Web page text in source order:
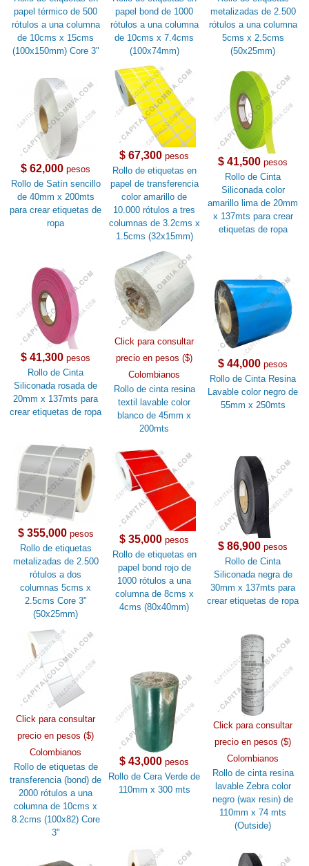
papel térmico de 500
rótulos a una columna
de 10cms x 15cms
(100x150mm) Core 3"
papel bond de 1000
rótulos a una columna
de 10cms x 7.4cms
(100x74mm)
metalizadas de 2.500
rótulos a una columna
5cms x 2.5cms
(50x25mm)
$ 62,000 pesos
Rollo de Satín sencillo
de 40mm x 200mts
para crear etiquetas de
ropa
$ 67,300 pesos
Rollo de etiquetas en
papel de transferencia
color amarillo de
10.000 rótulos a tres
columnas de 3.2cms x
1.5cms (32x15mm)
$ 41,500 pesos
Rollo de Cinta
Siliconada color
amarillo lima de 20mm
x 137mts para crear
etiquetas de ropa
$ 41,300 pesos
Rollo de Cinta
Siliconada rosada de
20mm x 137mts para
crear etiquetas de ropa
Click para consultar
precio en pesos ($)
Colombianos
Rollo de cinta resina
textil lavable color
blanco de 45mm x
200mts
$ 44,000 pesos
Rollo de Cinta Resina
Lavable color negro de
55mm x 250mts
$ 355,000pesos
Rollo de etiquetas
metalizadas de 2.500
rótulos a dos
columnas 5cms x
2.5cms Core 3"
(50x25mm)
$ 35,000 pesos
Rollo de etiquetas en
papel bond rojo de
1000 rótulos a una
columna de 8cms x
4cms (80x40mm)
$ 86,900 pesos
Rollo de Cinta
Siliconada negra de
30mm x 137mts para
crear etiquetas de ropa
Click para consultar
precio en pesos ($)
Colombianos
Rollo de etiquetas de
transferencia (bond) de
2000 rótulos a una
columna de 10cms x
8.2cms (100x82) Core
3"
$ 43,000 pesos
Rollo de Cera Verde de
110mm x 300 mts
Click para consultar
precio en pesos ($)
Colombianos
Rollo de cinta resina
lavable Zebra color
negro (wax resin) de
110mm x 74 mts
(Outside)